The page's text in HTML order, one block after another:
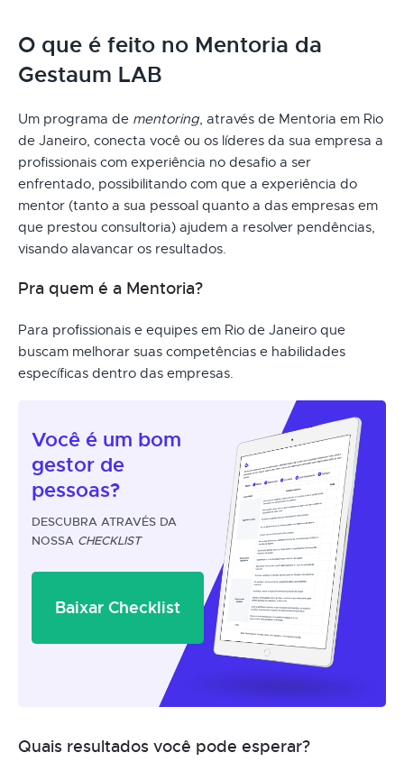
O que é feito no Mentoria da
Gestaum LAB
Um programa de mentoring, através de Mentoria em Rio
de Janeiro, conecta você ou os líderes da sua empresa a
profissionais com experiência no desafio a ser
enfrentado, possibilitando com que a experiência do
mentor (tanto a sua pessoal quanto a das empresas em
que prestou consultoria) ajudem a resolver pendências,
visando alavancar os resultados.
Pra quem é a Mentoria?
Para profissionais e equipes em Rio de Janeiro que
buscam melhorar suas competências e habilidades
específicas dentro das empresas.
Você é um bom
gestor de
pessoas?
DESCUBRA ATRAVÉS DA
NOSSA CHECKLIST
Baixar Checklist
Quais resultados você pode esperar?